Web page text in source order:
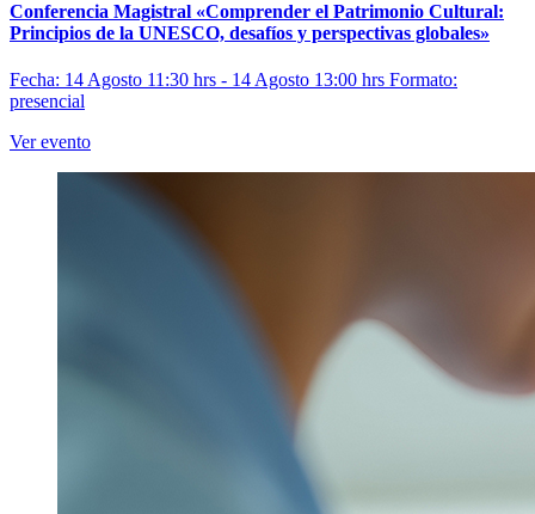
Conferencia Magistral «Comprender el Patrimonio Cultural:
Principios de la UNESCO, desafíos y perspectivas globales»
Fecha: 14 Agosto 11:30 hrs - 14 Agosto 13:00 hrs Formato:
presencial
Ver evento